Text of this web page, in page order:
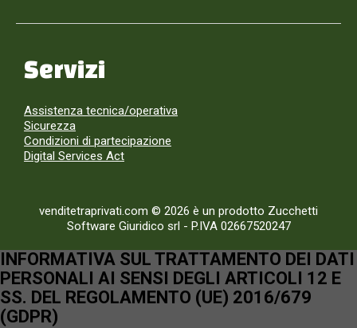
Servizi
Assistenza tecnica/operativa
Sicurezza
Condizioni di partecipazione
Digital Services Act
venditetraprivati.com © 2026 è un prodotto Zucchetti
Software Giuridico srl - P.IVA 02667520247
INFORMATIVA SUL TRATTAMENTO DEI DATI
PERSONALI AI SENSI DEGLI ARTICOLI 12 E
SS. DEL REGOLAMENTO (UE) 2016/679
(GDPR)